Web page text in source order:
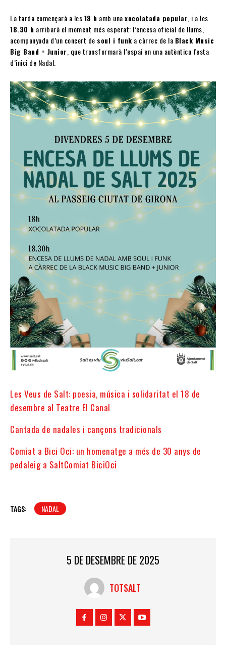
La tarda començarà a les18 h amb unaxocolatada popular, i a les
18.30 h arribarà el moment més esperat: l’encesa oficial de llums,
acompanyada d’un concert de soul i funk a càrrec de la Black Music
Big Band + Junior, que transformarà l’espai en una autèntica festa
d’inici de Nadal.
Les Veus de Salt: poesia, música i solidaritat el 18 de
desembre al Teatre El Canal
Cantada de nadales i cançons tradicionals
Comiat a Bici Oci: un homenatge a més de 30 anys de
pedaleig a SaltComiat BiciOci
TAGS: NADAL
5 DE DESEMBRE DE 2025
TOTSALT